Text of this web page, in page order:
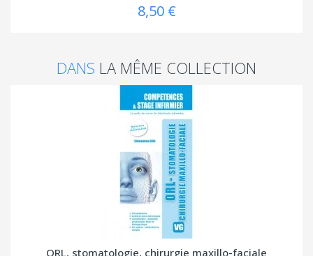
8,50 €
DANS LA MÊME COLLECTION
ORL, stomatologie, chirurgie maxillo-faciale